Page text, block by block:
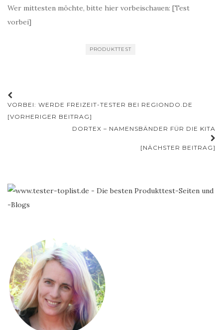
Wer mittesten möchte, bitte hier vorbeischauen: [Test
vorbei]
PRODUKTTEST
Beitrags-
Navigation
VORBEI: WERDE FREIZEIT-TESTER BEI REGIONDO.DE
[VORHERIGER BEITRAG]
DORTEX – NAMENSBÄNDER FÜR DIE KITA
[NÄCHSTER BEITRAG]